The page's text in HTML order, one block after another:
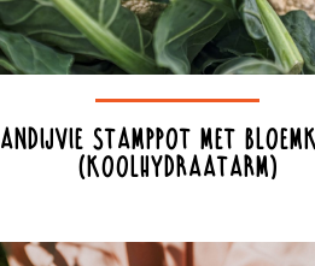
Andijvie stamppot met
(koolhydraatarm)